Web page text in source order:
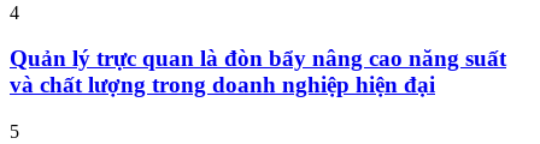
4
Quản lý trực quan là đòn bẩy nâng cao năng suất
và chất lượng trong doanh nghiệp hiện đại
5